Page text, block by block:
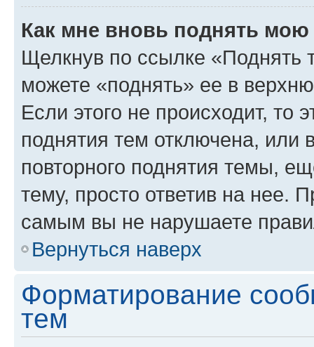
Как мне вновь поднять мою
Щелкнув по ссылке «Поднять
можете «поднять» ее в
Если этого не происходит, то
поднятия тем отключена, или
повторного поднятия темы,
тему, просто ответив на нее.
самым вы не нарушаете
Вернуться наверх
Форматирование
тем